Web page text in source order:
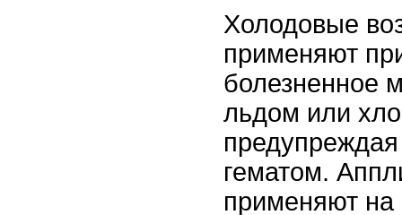
Холодовые
применяют
болезненное
льдом или
гематом.
применяют на